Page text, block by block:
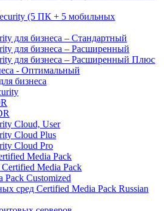
(5 ПК + 5 мобильных
для бизнеса – Стандартный
для бизнеса – Расширенный
для бизнеса – Расширенный Плюс
- Оптимальный
бизнеса
Cloud, User
Cloud Plus
Cloud Pro
Media Pack
Media Pack
Pack Customized
сред Certified Media Pack Russian